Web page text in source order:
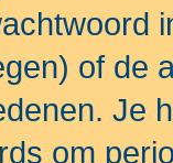
of de
Je
om